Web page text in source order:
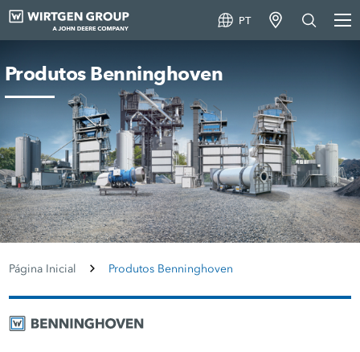
PT
Produtos Benninghoven
Página Inicial Produtos Benninghoven